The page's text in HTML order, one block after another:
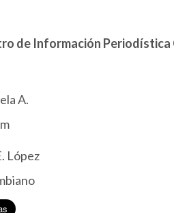
de Información Periodística
A.
López